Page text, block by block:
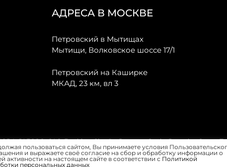
АДРЕСА В МОСКВЕ
Петровский в Мытищах
Мытищи, Волковское шоссе 17/1
Петровский на Каширке
МКАД, 23 км, вл 3
JAECOO, GAC, Forthing, Citroёn, Peugeot, Opel и Renault в Санкт-
пользоваться сайтом, Вы принимаете условия
и выражаете своё согласие на сбор и обработку информации о
активности на настоящем сайте в соответствии с Политикой
персональных данных